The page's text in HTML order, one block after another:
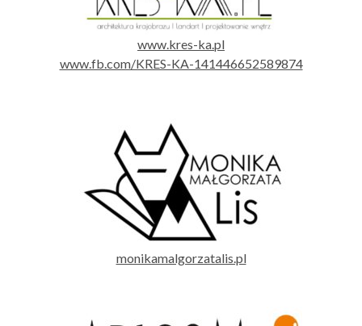
www.kres-ka.pl
www.fb.com/KRES-KA-141446652589874
monikamalgorzatalis.pl